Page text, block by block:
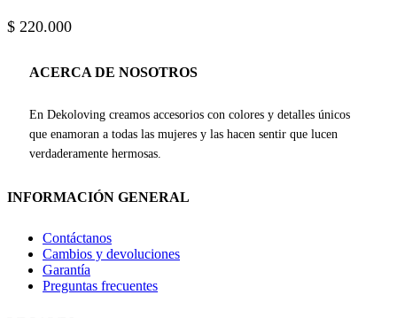
$ 220.000
ACERCA DE NOSOTROS
En Dekoloving creamos accesorios con colores y detalles únicos
que enamoran a todas las mujeres y las hacen sentir que lucen
verdaderamente hermosas.
INFORMACIÓN GENERAL
Contáctanos
Cambios y devoluciones
Garantía
Preguntas frecuentes